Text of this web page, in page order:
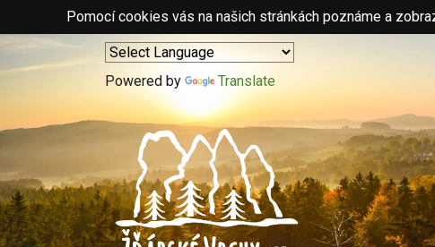
Pomocí cookies vás na našich stránkách poznáme a
Powered by Translate